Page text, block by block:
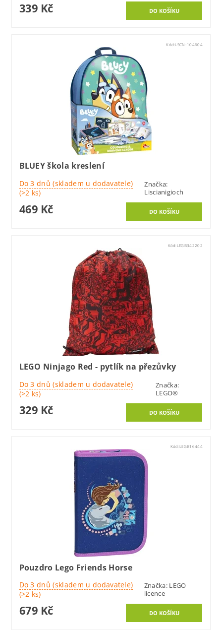
339 Kč
Kód:LSCN-104604
BLUEY škola kreslení
Do 3 dnů (skladem u dodavatele)
(>2 ks)
Značka:
Liscianigioch
469 Kč
Kód: LEGB342202
LEGO Ninjago Red - pytlík na přezůvky
Do 3 dnů (skladem u dodavatele)
(>2 ks)
Značka:
LEGO®
329 Kč
Kód:LEGB16444
Pouzdro Lego Friends Horse
Do 3 dnů (skladem u dodavatele)
(>2 ks)
Značka: LEGO
licence
679 Kč